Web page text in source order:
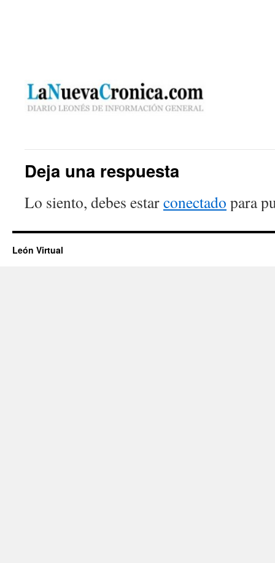
Deja una respuesta
Lo siento, debes estarconectado para
León Virtual